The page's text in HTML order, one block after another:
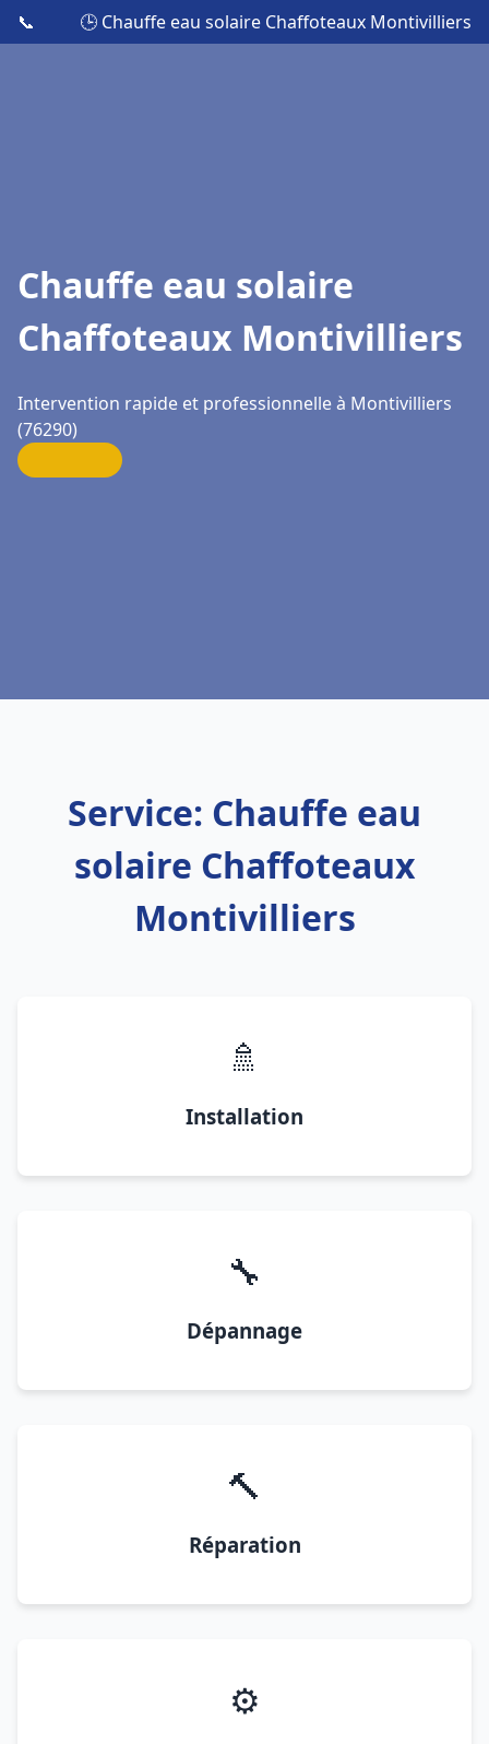
📞 🕒 Chauffe eau solaire Chaffoteaux Montivilliers
Chauffe eau solaire
Chaffoteaux Montivilliers
Intervention rapide et professionnelle à Montivilliers
(76290)
Service: Chauffe eau
solaire Chaffoteaux
Montivilliers
🚿
Installation
🔧
Dépannage
🔨
Réparation
⚙️